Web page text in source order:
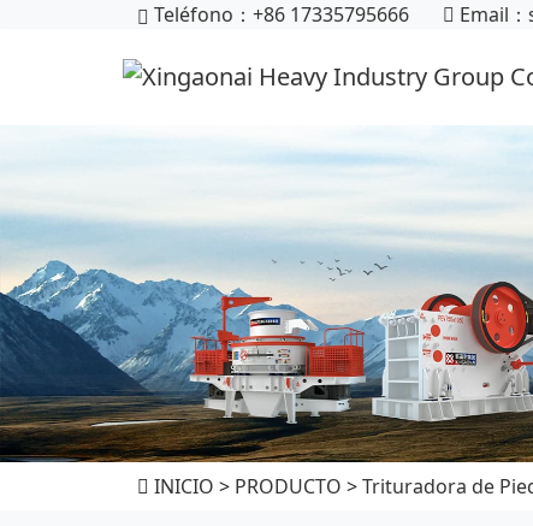
Teléfono：+86 17335795666 Email：
INICIO > PRODUCTO >Trituradora de